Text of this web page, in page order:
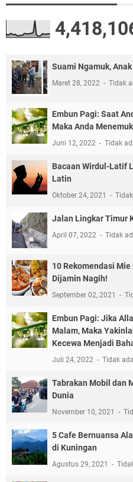
Suami Ngamuk,
Maret 28, 2022 Tidak
Embun Pagi: Saat
Maka Anda
Juni 12, 2022 Tidak
Bacaan Wirdul-Latif
Latin
Oktober 24, 2021
Jalan Lingkar Timur
April 07, 2022 Tidak
10 Rekomendasi
Dijamin Nagih!
September 02, 2021
Embun Pagi: Jika
Malam, Maka
Kecewa Menjadi
Juli 24, 2022 Tidak
Tabrakan Mobil dan
Dunia
November 10, 2021
5 Cafe Bernuansa
di Kuningan
Agustus 29, 2021